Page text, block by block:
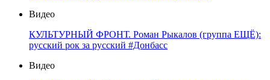
Видео
КУЛЬТУРНЫЙ ФРОНТ. Роман Рыкалов (группа ЕЩЁ):
русский рок за русский #Донбасс
Видео